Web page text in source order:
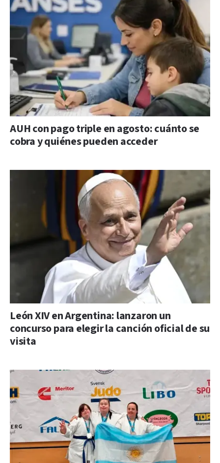
AUH con pago triple en agosto: cuánto se
cobra y quiénes pueden acceder
León XIV en Argentina: lanzaron un
concurso para elegir la canción oficial de su
visita